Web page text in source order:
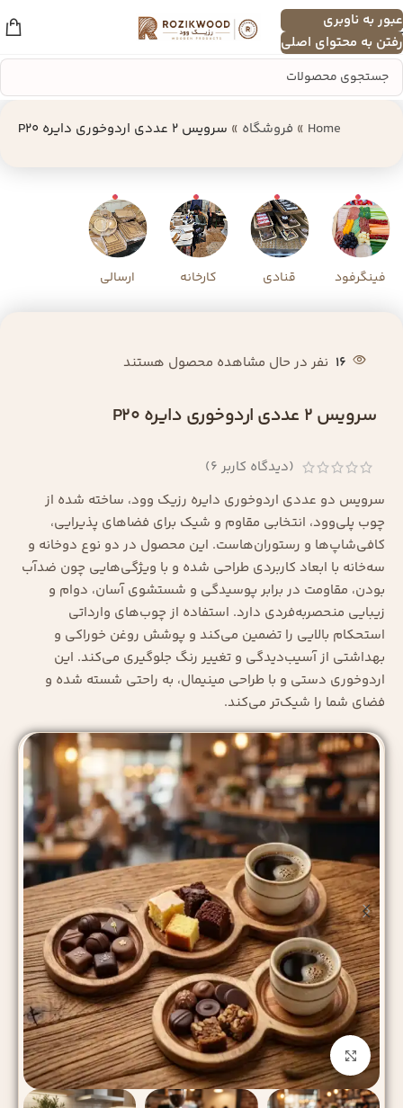
عبور به ناوبری
رفتن به محتوای اصلی
منو
Home
» فروشگاه » سرویس 2 عددی اردوخوری دایره P20
فینگرفود قنادی کارخانه ارسالی
16 نفر در حال مشاهده محصول هستند
سرویس 2 عددی اردوخوری دایره P20
(دیدگاه کاربر 6
)
سرویس دو عددی اردوخوری دایره رزیک وود، ساخته شده از
چوب پلی‌وود، انتخابی مقاوم و شیک برای فضاهای پذیرایی،
کافی‌شاپ‌ها و رستوران‌هاست. این محصول در دو نوع دوخانه و
سه‌خانه با ابعاد کاربردی طراحی شده و با ویژگی‌هایی چون ضدآب
بودن، مقاومت در برابر پوسیدگی و شستشوی آسان، دوام و
زیبایی منحصربه‌فردی دارد. استفاده از چوب‌های وارداتی
استحکام بالایی را تضمین می‌کند و پوشش روغن خوراکی و
بهداشتی از آسیب‌دیدگی و تغییر رنگ جلوگیری می‌کند. این
اردوخوری دستی و با طراحی مینیمال، به راحتی شسته شده و
فضای شما را شیک‌تر می‌کند.
بزرگنمایی تصویر